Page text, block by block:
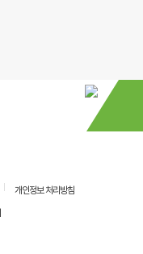
개인정보 처리방침